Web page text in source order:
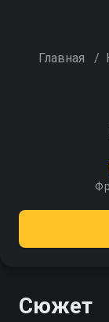
Главная /
Сюжет